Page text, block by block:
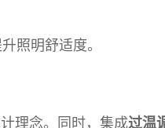
照明舒适度。
理念。同时，集成过温